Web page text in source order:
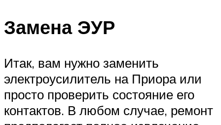
Замена ЭУР
Итак, вам нужно заменить
электроусилитель на Приора или
просто проверить состояние его
контактов. В любом случае, ремонт